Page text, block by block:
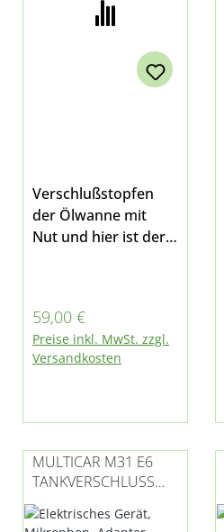
Verschlußstopfen
der Ölwanne mit
Nut und hier ist der
auch Hydrostat
Regulärer Preis:
59,00 €
Preise inkl. MwSt. zzgl.
Versandkosten
MULTICAR M31 E6
TANKVERSCHLUSS
ADBLUE